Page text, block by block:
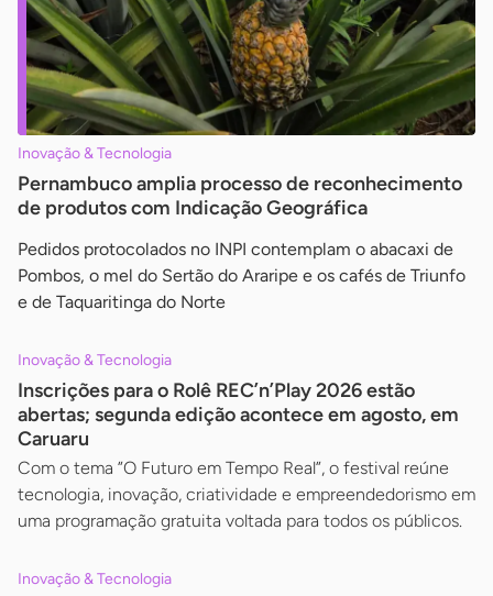
Inovação & Tecnologia
Pernambuco amplia processo de reconhecimento
de produtos com Indicação Geográfica
Pedidos protocolados no INPI contemplam o abacaxi de
Pombos, o mel do Sertão do Araripe e os cafés de Triunfo
e de Taquaritinga do Norte
Inovação & Tecnologia
Inscrições para o Rolê REC’n’Play 2026 estão
abertas; segunda edição acontece em agosto, em
Caruaru
Com o tema ”O Futuro em Tempo Real”, o festival reúne
tecnologia, inovação, criatividade e empreendedorismo em
uma programação gratuita voltada para todos os públicos.
Inovação & Tecnologia